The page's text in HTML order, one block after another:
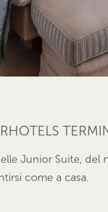
Junior Suite,
come a casa.